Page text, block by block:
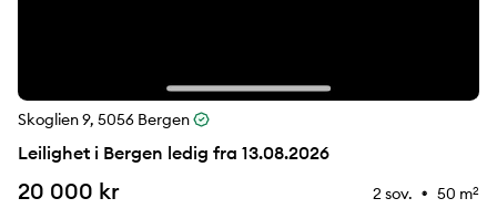
Skoglien 9, 5056 Bergen
Leilighet i Bergen ledig fra 13.08.2026
20 000 kr 2 sov. ⚉ 50 m2